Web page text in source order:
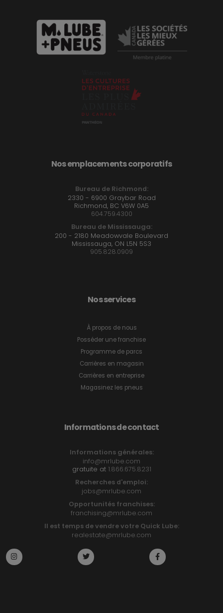
Nos emplacements corporatifs
Bureau de Richmond:
2330 - 6900 Graybar Road
Richmond, BC V6W 0A5
604.759.4300
Bureau de Mississauga:
200 - 2180 Meadowvale Boulevard
Mississauga, ON L5N 5S3
905.828.0909
Nos services
À propos de nous
Posséder une franchise
Programme de parcs
Carrières en magasin
Carrières en entreprise
Magasinez les pneus
Informations de contact
Informations générales:
info@mrlube.com
gratuite at 1.866.675.8231
Recherches d'emploi:
jobs@mrlube.com
Opportunités franchises:
franchising@mrlube.com
Il est temps de vendre votre Quick Lube:
realestate@mrlube.com